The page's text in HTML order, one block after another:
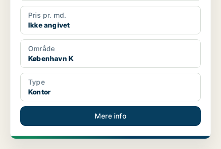
Pris pr. md.
Ikke angivet
Område
København K
Type
Kontor
Mere info